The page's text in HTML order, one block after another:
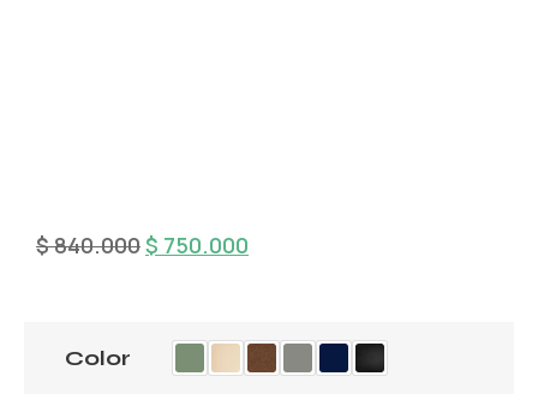
$840.000$ 750.000
Color